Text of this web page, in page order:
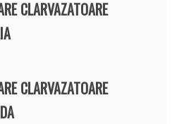
CLARVAZATOARE
CLARVAZATOARE